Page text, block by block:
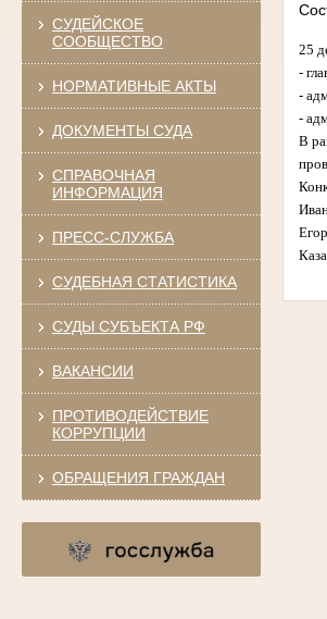
СУДЕЙСКОЕ
СООБЩЕСТВО
НОРМАТИВНЫЕ АКТЫ
ДОКУМЕНТЫ СУДА
СПРАВОЧНАЯ
ИНФОРМАЦИЯ
ПРЕСС-СЛУЖБА
СУДЕБНАЯ СТАТИСТИКА
СУДЫ СУБЪЕКТА РФ
ВАКАНСИИ
ПРОТИВОДЕЙСТВИЕ
КОРРУПЦИИ
ОБРАЩЕНИЯ ГРАЖДАН
25
-
-
-
В